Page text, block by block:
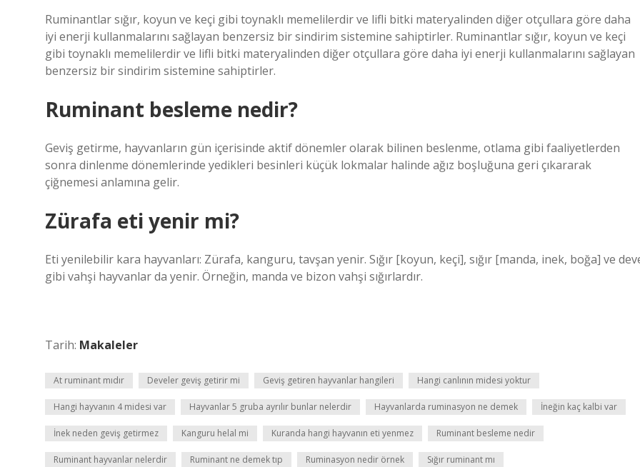
Ruminantlar sığır, koyun ve keçi gibi toynaklı memelilerdir ve lifli bitki materyalinden diğer otçullara göre daha
iyi enerji kullanmalarını sağlayan benzersiz bir sindirim sistemine sahiptirler. Ruminantlar sığır, koyun ve keçi
gibi toynaklı memelilerdir ve lifli bitki materyalinden diğer otçullara göre daha iyi enerji kullanmalarını sağlayan
benzersiz bir sindirim sistemine sahiptirler.
Ruminant besleme nedir?
Geviş getirme, hayvanların gün içerisinde aktif dönemler olarak bilinen beslenme, otlama gibi faaliyetlerden
sonra dinlenme dönemlerinde yedikleri besinleri küçük lokmalar halinde ağız boşluğuna geri çıkararak
çiğnemesi anlamına gelir.
Zürafa eti yenir mi?
Eti yenilebilir kara hayvanları: Zürafa, kanguru, tavşan yenir. Sığır [koyun, keçi], sığır [manda, inek, boğa] ve
gibi vahşi hayvanlar da yenir. Örneğin, manda ve bizon vahşi sığırlardır.
Tarih: Makaleler
At ruminant mıdır Develer geviş getirir mi Geviş getiren hayvanlar hangileri Hangi canlının midesi yoktur
Hangi hayvanın 4 midesi var Hayvanlar 5 gruba ayrılır bunlar nelerdir Hayvanlarda ruminasyon ne demek İneğin kaç kalbi var
İnek neden geviş getirmez Kanguru helal mi Kuranda hangi hayvanın eti yenmez Ruminant besleme nedir
Ruminant hayvanlar nelerdir Ruminant ne demek tıp Ruminasyon nedir örnek Sığır ruminant mı